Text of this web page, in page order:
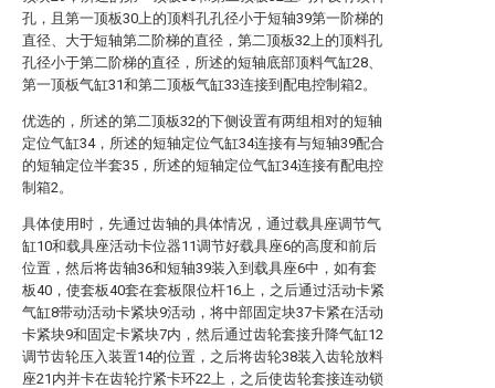
孔，且第一顶板30上的顶料孔孔径小于短轴39第一阶梯的
直径、大于短轴第二阶梯的直径，第二顶板32上的顶料孔
孔径小于第二阶梯的直径，所述的短轴底部顶料气缸28、
第一顶板气缸31和第二顶板气缸33连接到配电控制箱2。
优选的，所述的第二顶板32的下侧设置有两组相对的短轴
定位气缸34，所述的短轴定位气缸34连接有与短轴39配合
的短轴定位半套35，所述的短轴定位气缸34连接有配电控
制箱2。
具体使用时，先通过齿轴的具体情况，通过载具座调节气
缸10和载具座活动卡位器11调节好载具座6的高度和前后
位置，然后将齿轴36和短轴39装入到载具座6中，如有套
板40，使套板40套在套板限位杆16上，之后通过活动卡紧
气缸8带动活动卡紧块9活动，将中部固定块37卡紧在活动
卡紧块9和固定卡紧块7内，然后通过齿轮套接升降气缸12
调节齿轮压入装置14的位置，之后将齿轮38装入齿轮放料
座21内并卡在齿轮拧紧卡环22上，之后使齿轮套接连动锁